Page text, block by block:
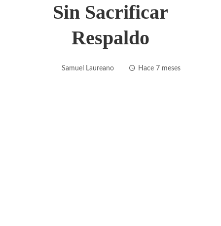
Sin Sacrificar
Respaldo
Samuel Laureano Hace 7 meses